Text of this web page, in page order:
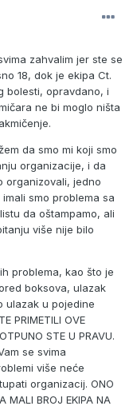
zahvalim jer ste se
18, dok je ekipa Ct.
bolesti, opravdano, i
ne bi moglo ništa
da smo mi koji smo
organizacije, i da
organizovali, jedno
smo problema sa
da oštampamo, ali
više nije bilo
problema, kao što je
boksova, ulazak
ulazak u pojedine
PRIMETILI OVE
STE U PRAVU.
se svima
više neće
organizacij. ONO
MALI BROJ EKIPA NA